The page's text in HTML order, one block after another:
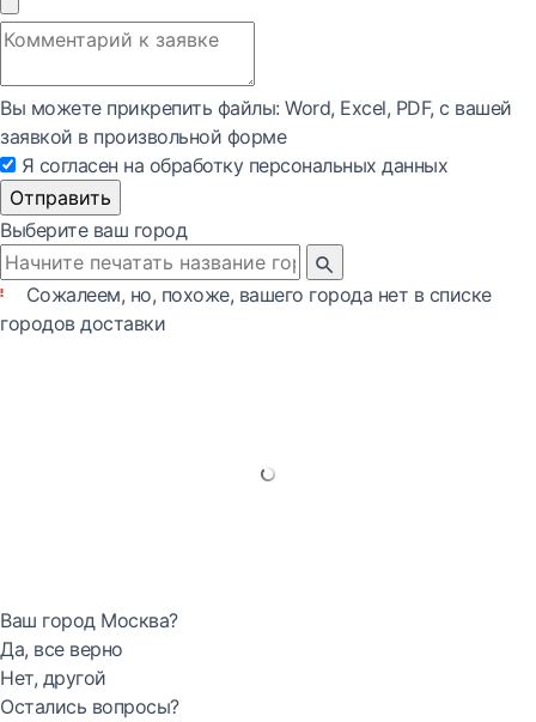
Вы можете прикрепить файлы: Word, Exсel, PDF, с вашей
заявкой в произвольной форме
Я согласен на обработку персональных данных
Отправить
Выберите ваш город
Сожалеем, но, похоже, вашего города нет в списке
городов доставки
Ваш город Москва?
Да, все верно
Нет, другой
Остались вопросы?